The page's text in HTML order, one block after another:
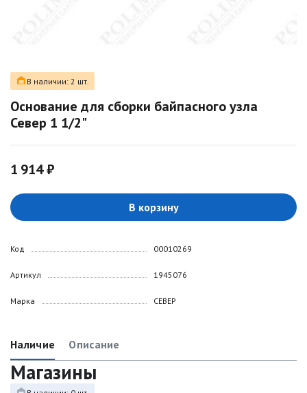
В наличии: 2 шт.
Основание для сборки байпасного узла
Север 1 1/2"
1 914 ₽
В корзину
Код
Артикул
Марка
00010269
1945076
СЕВЕР
Наличие Описание
Магазины